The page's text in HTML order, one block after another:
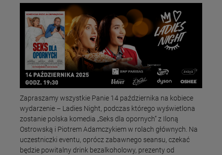
Zapraszamy wszystkie Panie 14 października na kobiece
wydarzenie – Ladies Night, podczas którego wyświetlona
zostanie polska komedia „Seks dla opornych” z Iloną
Ostrowską i Piotrem Adamczykiem w rolach głównych. Na
uczestniczki eventu, oprócz zabawnego seansu, czekać
będzie powitalny drink bezalkoholowy, prezenty od